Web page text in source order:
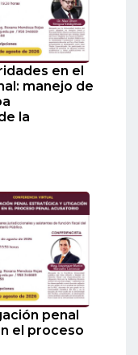
en el
manejo de
la
penal
el proceso